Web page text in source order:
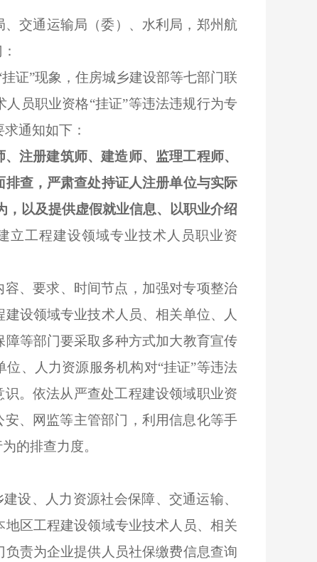
、交通运输局 （委）
、水利局，郑州航
证”现象，住房城乡建设部等七部门联
员职业资格“挂证”等违法违规行为专
通知如下：
注册建筑师、建造师、监理工程师、
查，严肃查处持证人注册单位与实际
以及提供虚假就业信息、以职业介绍
立工程建设领域专业技术人员职业资
、要求、时间节点，加强对专项整治
设领域专业技术人员、相关单位、人
等部门要采取多种方式加大教育宣传
、人力资源服务机构对“挂证”等违法
。依法从严查处工程建设领域职业资
、网监等主管部门，利用信息化等手
的排查力度。
设、人力资源社会保障、交通运输、
区工程建设领域专业技术人员、相关
责为企业提供人员社保缴费信息查询